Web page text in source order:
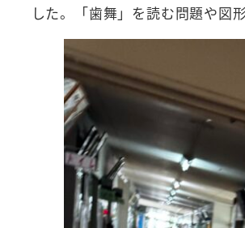
した。「歯舞」を読む問題や図